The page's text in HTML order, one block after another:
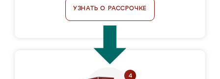
УЗНАТЬ О РАССРОЧКЕ